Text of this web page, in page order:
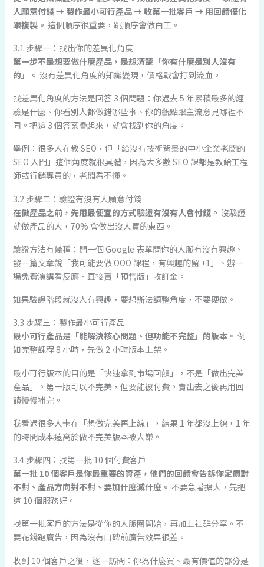
人願意付錢 → 製作最小可行產品 → 收第一批客戶 → 用回饋優化
跟複製。 這個順序很重要，跳順序會做白工。
3.1 步驟一：找出你的差異化角度
第一步不是想要做什麼產品，是想清楚「你有什麼是別人沒有
的」。 沒有差異化角度的知識變現，價格戰會打到流血。
找差異化角度的方法是回答 3 個問題：你過去 5 年累積最多的經
驗是什麼、你看別人都做錯哪些事、你的觀點跟主流意見哪裡不
同。把這 3 個答案疊起來，就會找到你的角度。
舉例：很多人在教 SEO，但「給沒有技術背景的中小企業老闆的
SEO 入門」這個角度就很具體，因為大多數 SEO 課都是教給工程
師或行銷專員的，老闆看不懂。
3.2 步驟二：驗證有沒有人願意付錢
在做產品之前，先用最便宜的方式驗證有沒有人會付錢。 沒驗證
就做產品的人，70% 會做出沒人買的東西。
驗證方法有幾種：開一個 Google 表單問你的人脈有沒有興趣、
發一篇文章說「我可能要做 OOO 課程，有興趣的留 +1」、辦一
場免費演講看反應、直接賣「預售版」收訂金。
如果驗證階段就沒人有興趣，要想辦法調整角度，不要硬做。
3.3 步驟三：製作最小可行產品
最小可行產品是「能解決核心問題、但功能不完整」的版本。 例
如完整課程 8 小時，先做 2 小時版本上架。
最小可行版本的目的是「快速拿到市場回饋」，不是「做出完美
產品」。第一版可以不完美，但要能被付費。賣出去之後再用回
饋慢慢補完。
我看過很多人卡在「想做完美再上線」，結果 1 年都沒上線，1 年
的時間成本遠高於做不完美版本被人嫌。
3.4 步驟四：找第一批 10 個付費客戶
第一批 10 個客戶是你最重要的資產，他們的回饋會告訴你定價對
不對、產品方向對不對、要加什麼減什麼。 不要急著擴大，先把
這 10 個服務好。
找第一批客戶的方法是從你的人脈圈開始，再加上社群分享。不
要花錢跑廣告，因為沒有口碑前廣告效果很差。
收到 10 個客戶之後，逐一訪問：你為什麼買、最有價值的部分是